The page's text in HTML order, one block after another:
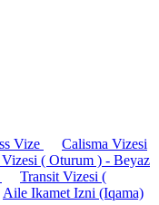
Vize
Calisma Vizesi
( Oturum ) - Beyaz
Transit Vizesi (
Aile Ikamet Izni (Iqama)